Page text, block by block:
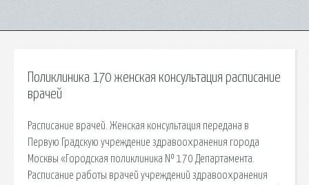
Поликлиника 170 женская консультация расписание
врачей
Расписание врачей. Женская консультация передана в
Первую Градскую учреждение здравоохранения города
Москвы «Городская поликлиника № 170 Департамента.
Расписание работы врачей учреждений здравоохранения